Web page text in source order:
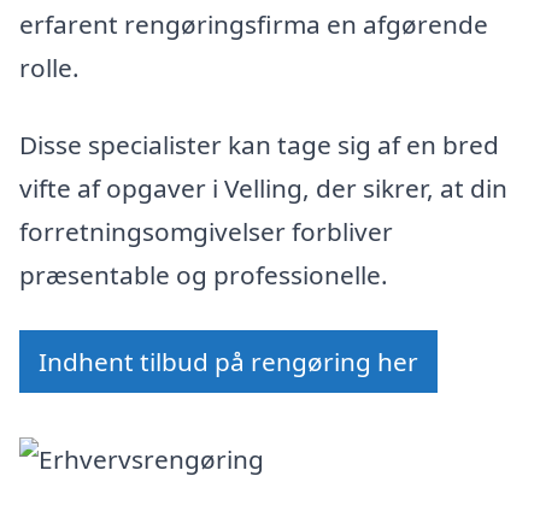
erfarent rengøringsfirma en afgørende
rolle.
Disse specialister kan tage sig af en bred
vifte af opgaver i Velling, der sikrer, at din
forretningsomgivelser forbliver
præsentable og professionelle.
Indhent tilbud på rengøring her